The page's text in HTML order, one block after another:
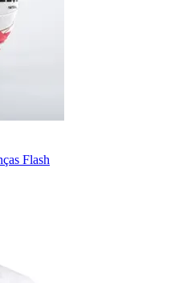
Flash